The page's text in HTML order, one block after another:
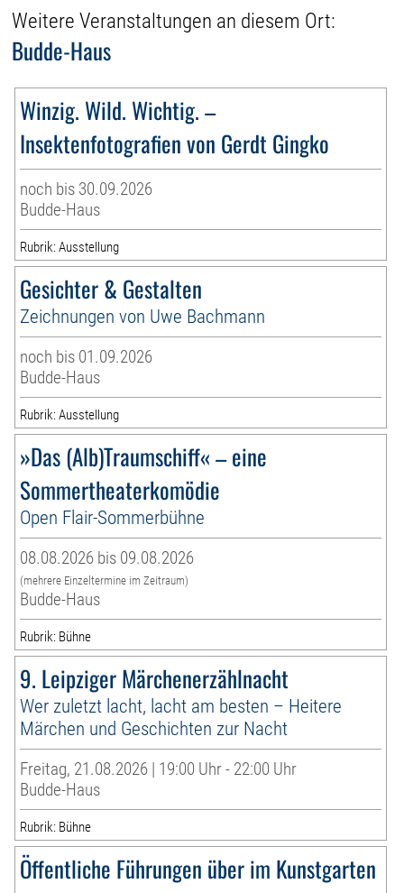
Weitere Veranstaltungen an diesem Ort:
Budde-Haus
Winzig. Wild. Wichtig. –
Insektenfotografien von Gerdt Gingko
noch bis 30.09.2026
Budde-Haus
Rubrik: Ausstellung
Gesichter & Gestalten
Zeichnungen von Uwe Bachmann
noch bis 01.09.2026
Budde-Haus
Rubrik: Ausstellung
»Das (Alb)Traumschiff« – eine
Sommertheaterkomödie
Open Flair-Sommerbühne
08.08.2026 bis 09.08.2026
(mehrere Einzeltermine im Zeitraum)
Budde-Haus
Rubrik: Bühne
9. Leipziger Märchenerzählnacht
Wer zuletzt lacht, lacht am besten – Heitere
Märchen und Geschichten zur Nacht
Freitag, 21.08.2026 | 19:00 Uhr - 22:00 Uhr
Budde-Haus
Rubrik: Bühne
Öffentliche Führungen über im Kunstgarten